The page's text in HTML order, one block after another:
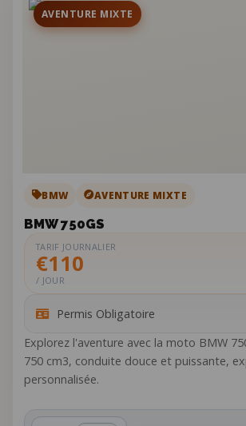
AVENTURE MIXTE
BMW AVENTURE MIXTE
BMW 750GS
TARIF JOURNALIER
€110
/ JOUR
Permis Obligatoire
Explorez l'aventure avec la moto BMW
750 cm3, conduite douce et puissante,
personnalisée.